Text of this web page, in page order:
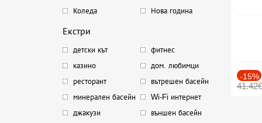
Коледа
Нова година
Екстри
детски кът
фитнес
казино
дом. любимци
ресторант
вътрешен басейн
минерален басейн
Wi-Fi интернет
джакузи
външен басейн
-15%
41.42€